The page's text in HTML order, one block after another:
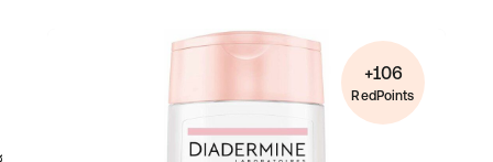
+106
RedPoints